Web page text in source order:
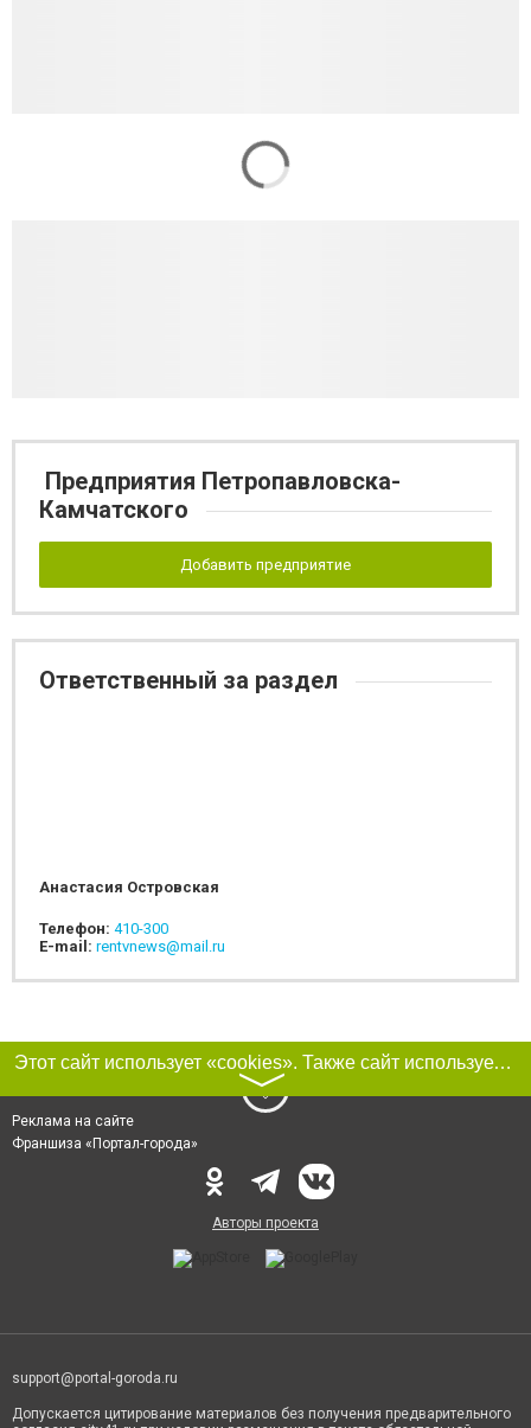
Предприятия Петропавловска-
Камчатского
Добавить предприятие
Ответственный за раздел
Анастасия Островская
Телефон: 410-300
E-mail: rentvnews@mail.ru
Этот сайт использует «cookies». Также сайт использует интернет-сервис для сбора технических данных касательно посетителей с целью получения маркетинговой и статистической информации. Условия обработки данных посетителей сайта см.
〉
Реклама на сайте
Франшиза «Портал-города»
Авторы проекта
support@portal-goroda.ru
Допускается цитирование материалов без получения предварительного